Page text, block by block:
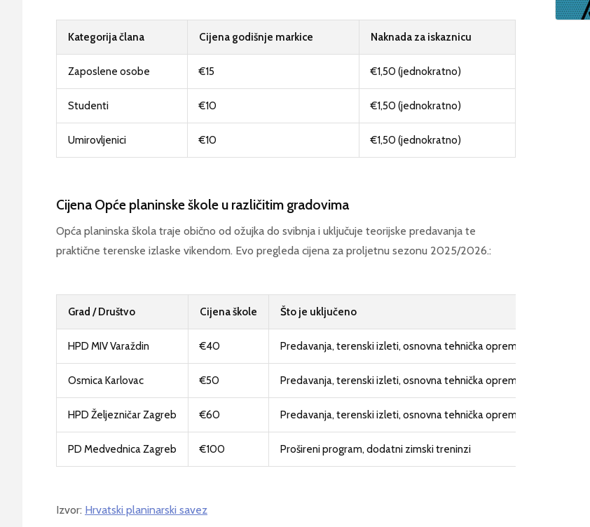
Kategorija člana Cijena godišnje markice Naknada za iskaznicu
Zaposlene osobe €15 €1,50 (jednokratno)
Studenti €10 €1,50 (jednokratno)
Umirovljenici €10 €1,50 (jednokratno)
Cijena Opće planinske škole u različitim gradovima
Opća planinska škola traje obično od ožujka do svibnja i uključuje teorijske predavanja te
praktične terenske izlaske vikendom. Evo pregleda cijena za proljetnu sezonu 2025/2026.:
Grad / Društvo Cijena škole Što je uključeno
HPD MIV Varaždin €40 Predavanja, terenski izleti, osnovna tehnička oprema (uže, karabiner)
Osmica Karlovac €50 Predavanja, terenski izleti, osnovna tehnička oprema
HPD Željezničar Zagreb €60 Predavanja, terenski izleti, osnovna tehnička oprema
PD Medvednica Zagreb €100 Prošireni program, dodatni zimski treninzi
Izvor: Hrvatski planinarski savez